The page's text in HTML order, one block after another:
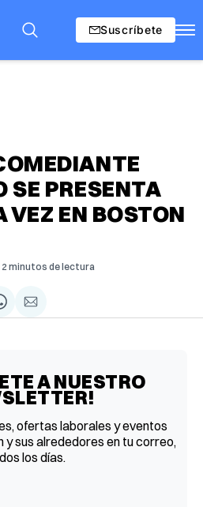
Suscríbete
SE PRESENTA
VEZ EN BOSTON
2 minutos de lectura
Compartir
via
A NUESTRO
ofertas laborales y eventos
sus alrededores en tu correo,
los días.